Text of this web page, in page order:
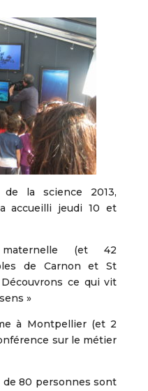
la science 2013,
accueilli jeudi 10 et
(et 42
de Carnon et St
ce qui vit
»
à Montpellier (et 2
sur le métier
de 80 personnes sont